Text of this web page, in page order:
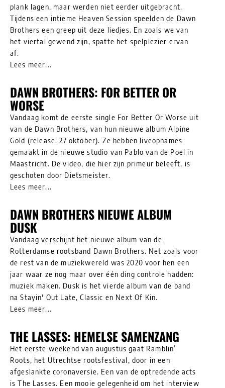
plank lagen, maar werden niet eerder uitgebracht.
Tijdens een intieme Heaven Session speelden de Dawn
Brothers een greep uit deze liedjes. En zoals we van
het viertal gewend zijn, spatte het spelplezier ervan
af.
Lees meer...
DAWN BROTHERS: FOR BETTER OR
WORSE
Vandaag komt de eerste single For Better Or Worse uit
van de Dawn Brothers, van hun nieuwe album Alpine
Gold (release: 27 oktober). Ze hebben liveopnames
gemaakt in de nieuwe studio van Pablo van de Poel in
Maastricht. De video, die hier zijn primeur beleeft, is
geschoten door Dietsmeister.
Lees meer...
DAWN BROTHERS NIEUWE ALBUM
DUSK
Vandaag verschijnt het nieuwe album van de
Rotterdamse rootsband Dawn Brothers. Net zoals voor
de rest van de muziekwereld was 2020 voor hen een
jaar waar ze nog maar over één ding controle hadden:
muziek maken. Dusk is het vierde album van de band
na Stayin' Out Late, Classic en Next Of Kin.
Lees meer...
THE LASSES: HEMELSE SAMENZANG
Het eerste weekend van augustus gaat Ramblin’
Roots, het Utrechtse rootsfestival, door in een
afgeslankte coronaversie. Een van de optredende acts
is The Lasses. Een mooie gelegenheid om het interview